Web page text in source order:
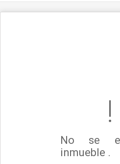
No se
inmueble .